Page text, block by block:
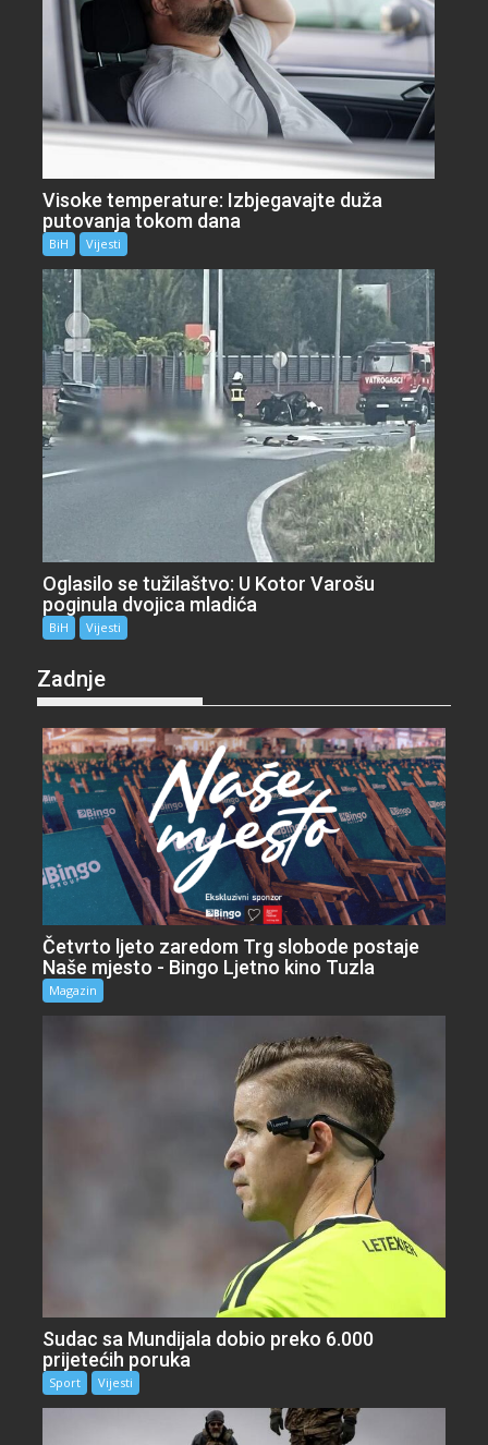
Visoke temperature: Izbjegavajte duža
putovanja tokom dana
BiH Vijesti
Oglasilo se tužilaštvo: U Kotor Varošu
poginula dvojica mladića
BiH Vijesti
Zadnje
Četvrto ljeto zaredom Trg slobode postaje
Naše mjesto - Bingo Ljetno kino Tuzla
Magazin
Sudac sa Mundijala dobio preko 6.000
prijetećih poruka
Sport Vijesti